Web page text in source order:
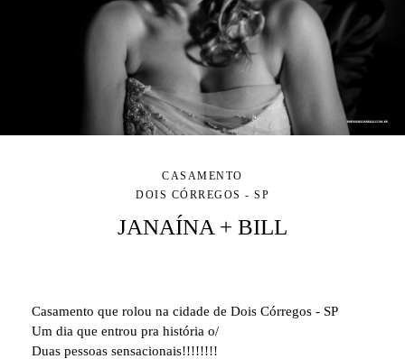
CASAMENTO
DOIS CÓRREGOS - SP
JANAÍNA + BILL
Casamento que rolou na cidade de Dois Córregos - SP
Um dia que entrou pra história o/
Duas pessoas sensacionais!!!!!!!!